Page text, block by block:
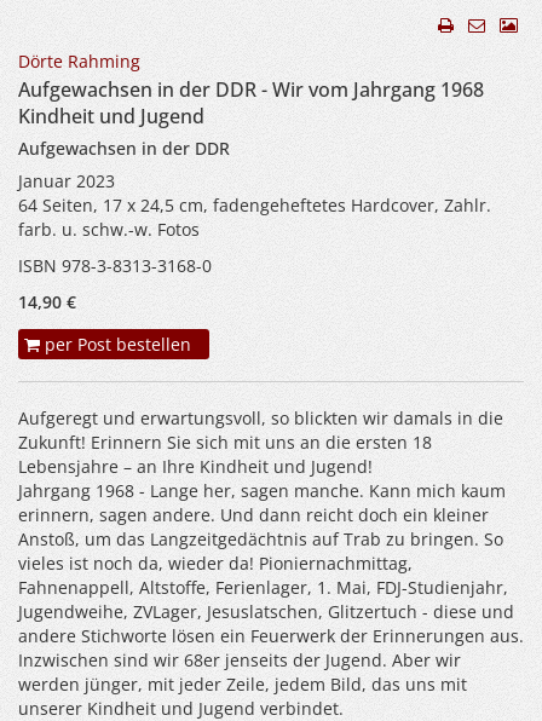
Dörte Rahming
Aufgewachsen in der DDR - Wir vom Jahrgang 1968
Kindheit und Jugend
Aufgewachsen in der DDR
Januar 2023
64 Seiten, 17 x 24,5 cm, fadengeheftetes Hardcover, Zahlr.
farb. u. schw.-w. Fotos
ISBN 978-3-8313-3168-0
14,90 €
per Post bestellen
Aufgeregt und erwartungsvoll, so blickten wir damals in die
Zukunft! Erinnern Sie sich mit uns an die ersten 18
Lebensjahre – an Ihre Kindheit und Jugend!
Jahrgang 1968 - Lange her, sagen manche. Kann mich kaum
erinnern, sagen andere. Und dann reicht doch ein kleiner
Anstoß, um das Langzeitgedächtnis auf Trab zu bringen. So
vieles ist noch da, wieder da! Pioniernachmittag,
Fahnenappell, Altstoffe, Ferienlager, 1. Mai, FDJ-Studienjahr,
Jugendweihe, ZVLager, Jesuslatschen, Glitzertuch - diese und
andere Stichworte lösen ein Feuerwerk der Erinnerungen aus.
Inzwischen sind wir 68er jenseits der Jugend. Aber wir
werden jünger, mit jeder Zeile, jedem Bild, das uns mit
unserer Kindheit und Jugend verbindet.